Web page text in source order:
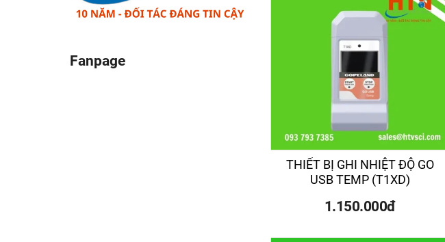
THIẾT BỊ GHI NHIỆT ĐỘ GO
USB TEMP (T1XD)
1.150.000đ
Fanpage